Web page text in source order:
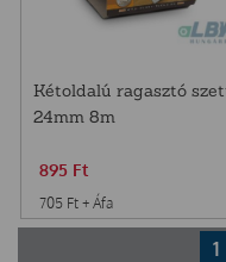
Kétoldalú ragasztó
24mm 8m
895 Ft
705 Ft + Áfa
1